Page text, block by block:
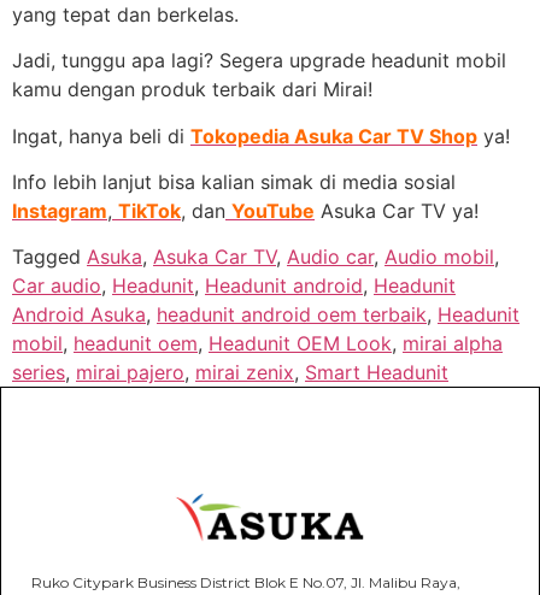
yang tepat dan berkelas.
Jadi, tunggu apa lagi? Segera upgrade headunit mobil
kamu dengan produk terbaik dari Mirai!
Ingat, hanya beli di Tokopedia Asuka Car TV Shop ya!
Info lebih lanjut bisa kalian simak di media sosial
Instagram, TikTok, dan YouTube Asuka Car TV ya!
Tagged Asuka, Asuka Car TV, Audio car, Audio mobil,
Car audio, Headunit, Headunit android, Headunit
Android Asuka, headunit android oem terbaik, Headunit
mobil, headunit oem, Headunit OEM Look, mirai alpha
series, mirai pajero, mirai zenix, Smart Headunit
Ruko Citypark Business District Blok E No.07, Jl. Malibu Raya,